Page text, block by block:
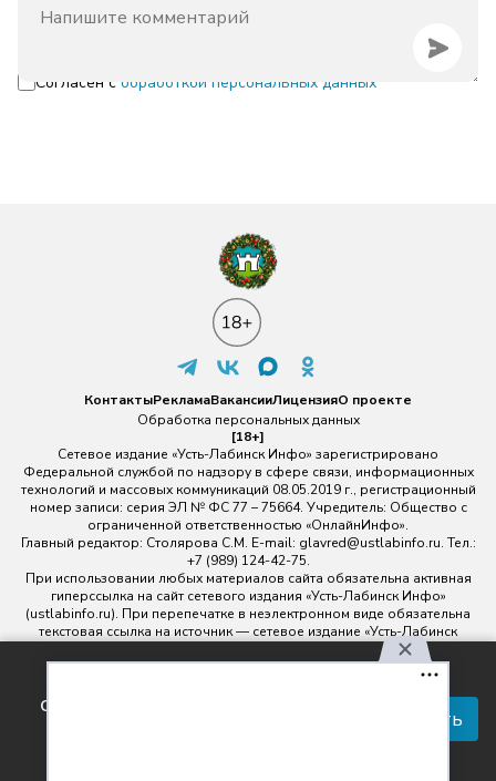
Согласен с обработкой персональных данных
соглашаетесь с правилами
Принять
КонтактыРекламаВакансииЛицензияО проекте
Обработка персональных данных
[18+]
Сетевое издание «Усть-Лабинск Инфо» зарегистрировано
Федеральной службой по надзору в сфере связи, информационных
технологий и массовых коммуникаций 08.05.2019 г., регистрационный
номер записи: серия ЭЛ № ФС 77 – 75664. Учредитель: Общество с
ограниченной ответственностью «ОнлайнИнфо».
Главный редактор: Столярова С.М. E-mail: glavred@ustlabinfo.ru. Тел.:
+7 (989) 124-42-75.
При использовании любых материалов сайта обязательна активная
гиперссылка на сайт сетевого издания «Усть-Лабинск Инфо»
(ustlabinfo.ru). При перепечатке в неэлектронном виде обязательна
текстовая ссылка на источник — сетевое издание «Усть-Лабинск
Использование фото- и видеоматериалов без письменного